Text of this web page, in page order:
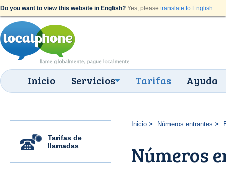
Do you want to view this website in English? Yes, please translate to English.
Inicio Servicios Tarifas Ayuda
Tarifas de
llamadas
Inicio Números entrantes
Números